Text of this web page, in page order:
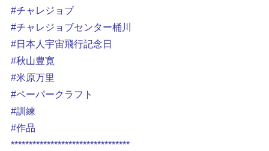
#チャレジョブ
#チャレジョブセンター桶川
#日本人宇宙飛行記念日
#秋山豊寛
#米原万里
#ペーパークラフト
#訓練
#作品
*********************************